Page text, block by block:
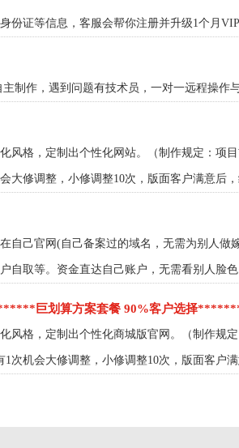
份证等信息，客服会帮你注册并升级1个月
制作，遇到问题有技术员，一对一远程操作
风格，定制出个性化网站。（制作规定：项
大修调整，小修调整10次，版面客户满意后，
自己官网(自己备案过的域名，无需为别人
自取等。资金直达自己账户，无需看别人脸
巨划算方案套餐 90%客户选择
风格，定制出个性化商城版官网。（制作规
次机会大修调整，小修调整10次，版面客户满